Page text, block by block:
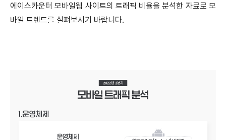
에이스카운터 모바일웹 사이트의 트래픽 비율을 분석한 자료로 모
바일 트렌드를 살펴보시기 바랍니다.